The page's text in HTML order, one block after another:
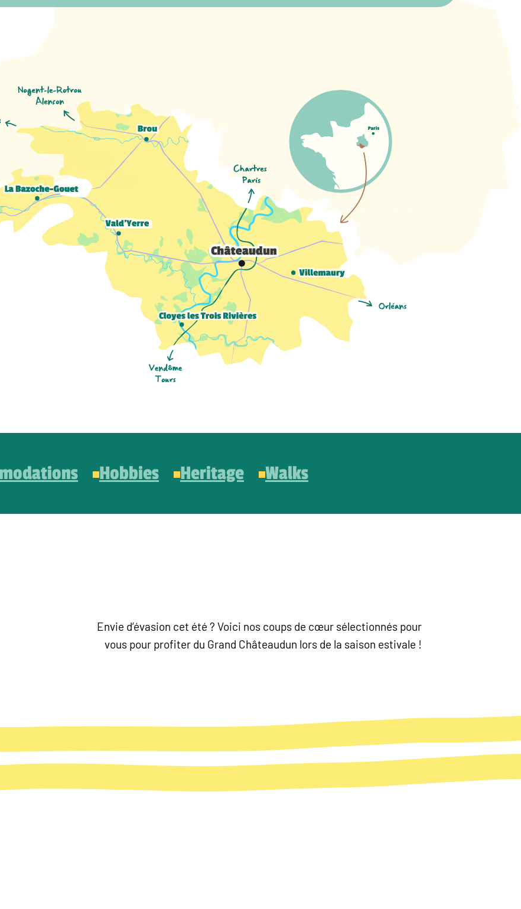
Hobbies Heritage Walks
Envie d’évasion cet été ? Voici nos coups de cœur sélectionnés pour
vous pour profiter du Grand Châteaudun lors de la saison estivale !